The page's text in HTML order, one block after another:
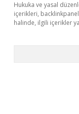
Hukuka ve yasal
içerikleri,
halinde, ilgili içerikler